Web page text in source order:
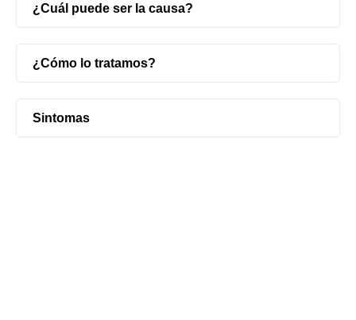
¿Cuál puede ser la causa?
¿Cómo lo tratamos?
Sintomas